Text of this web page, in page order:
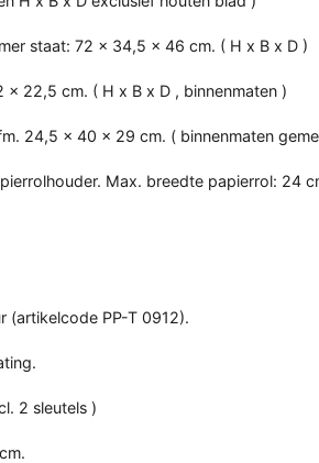
staat: 72 x 34,5 x 46 cm. ( H x B x D )
22,5 cm. ( H x B x D , binnenmaten )
24,5 x 40 x 29 cm. ( binnenmaten
Max. breedte papierrol: 24
(artikelcode PP-T 0912).
2 sleutels )